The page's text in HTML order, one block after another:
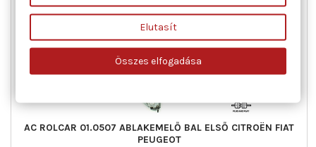
AC ROLCAR 01.0507 ABLAKEMELŐ BAL ELSŐ CITROËN FIAT
PEUGEOT
Elutasít
Összes elfogadása